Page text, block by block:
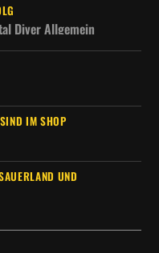
Diver Allgemein
IM SHOP
UND